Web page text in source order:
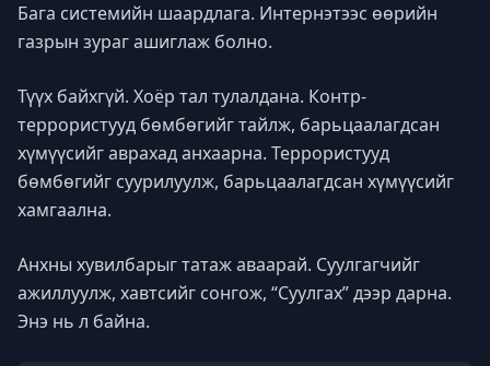
Бага системийн шаардлага. Интернэтээс өөрийн
газрын зураг ашиглаж болно.
Түүх байхгүй. Хоёр тал тулалдана. Контр-
террористууд бөмбөгийг тайлж, барьцаалагдсан
хүмүүсийг аврахад анхаарна. Террористууд
бөмбөгийг суурилуулж, барьцаалагдсан хүмүүсийг
хамгаална.
Анхны хувилбарыг татаж аваарай. Суулгагчийг
ажиллуулж, хавтсийг сонгож, “Суулгах” дээр дарна.
Энэ нь л байна.